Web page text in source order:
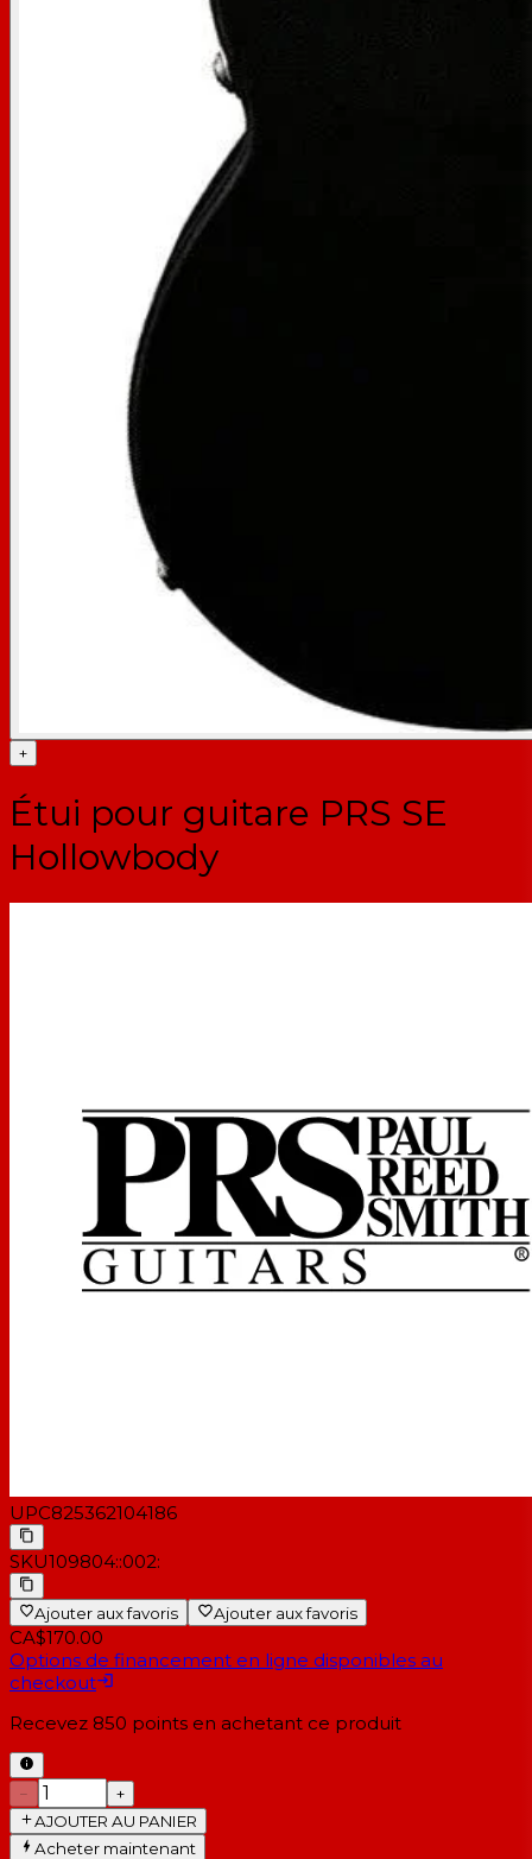
+
Étui pour guitare PRS SE
Hollowbody
UPC825362104186
SKU109804::002:
Ajouter aux favoris Ajouter aux favoris
CA$170.00
Options de financement en ligne disponibles au
checkout
Recevez 850 points en achetant ce produit
−
+
AJOUTER AU PANIER
Acheter maintenant